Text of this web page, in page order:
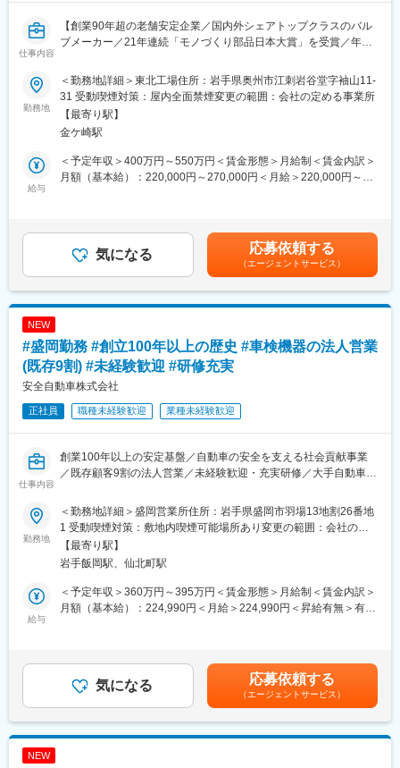
さらに年に4回ほど先輩社員との面談も実施するなど、充実のフォ
ロー体制を整えています。
【充実の福利厚生】
家族手当や住宅補助のほか、伊藤忠連合健康保険組合に加入して
おり、星野リゾート、エクシブ等にリーズナブルな料金で宿泊で
きるほか、コナミ、ティップネス、セントラルスポーツ等スポー
ツ施設を格安で利用できます。
■企業の魅力：
付、メンテナンスまでトータルサポートを実施。ハイクオリテ
ィ、ローコストな生産設備の提案・納入を実現しています。当社
では、部品一つの制作からシステム制作まで、自社・他社製品問
います。
仕事内容
【創業90年超の老舗安定企業／国内外シェアトップクラスのバル
ブメーカー／21年連続「モノづくり部品日本大賞」を受賞／年休
■業務内容：
半導体製造装置におけるガス供給系「ガスユニット装置」を製造
している部署にて、製造現場の管理業務をお任せいたします。
入社後は製造現場で作業を覚えていただきます。
■具体的には：
製造課所属の社員への指導や業務管理をお任せします。
・ユニット製作工程監督者（一部ユニット製作工程の業務進捗管
理、改善業務）
・部品荷受け業務（入荷した部品の検品、部品の引き取り業務）
・現場朝礼
・作業指導、現場監督
・（週1）現場勉強会
■業務のやりがい：
・工場の司令塔としてコミュニケーションを取りながら現場をけ
ん引していくことができます。
■組織構成：
・製造部製造課（総員約170名 19～60歳）
・部品配膳：部品荷受け～部品ピッキング（配属社員数：5名）
・配管製作：配管製作業務（配属社員数：2名）
■当社の魅力：
・バルブ製品で世界トップクラスのシェアを誇ります。毎年「モ
機器や医薬／食品用無菌プロセスバルブ機器といった幅広い分野
で活躍しています。
・階層に応じて各種研修が用意されています。また社員のスキル
しています。
勤務地
＜勤務地詳細＞東北工場住所：岩手県奥州市江刺岩谷堂字袖山11-
31 受動喫煙対策：屋内全面禁煙変更の範囲：会社の定める事業所
【最寄り駅】
金ケ崎駅
給与
＜予定年収＞400万円～550万円＜賃金形態＞月給制＜賃金内訳＞
月額（基本給）：220,000円～270,000円＜月給＞220,000円～
(月額)は固定手当を含めた表記です。
気になる 応募依頼する
（エージェントサービス）
NEW
#盛岡勤務 #創立100年以上の歴史 #車検機器の法人営業
(既存9割) #未経験歓迎 #研修充実
安全自動車株式会社
正社員 職種未経験歓迎 業種未経験歓迎
仕事内容
創業100年以上の安定基盤／自動車の安全を支える社会貢献事業
／既存顧客9割の法人営業／未経験歓迎・充実研修／大手自動車メ
／世界初開発実績あり
■業務概要：
商社機能を持つ「アフターマーケット事業」の一環として、カー
ディーラーや整備工場など既存顧客に対して車検機器や整備機械
工具の販売を担当します。
新規立ち上げやリニューアルにも関わり、顧客と長期的な関係を
築いていく仕事です。
・既存顧客への定期訪問
・車検機器や整備機械工具の提案・販売
・新規整備工場や店舗の立ち上げ支援
勤務地
＜勤務地詳細＞盛岡営業所住所：岩手県盛岡市羽場13地割26番地
1 受動喫煙対策：敷地内喫煙可能場所あり変更の範囲：会社の定
める事業所
【最寄り駅】
岩手飯岡駅、仙北町駅
給与
＜予定年収＞360万円～395万円＜賃金形態＞月給制＜賃金内訳＞
月額（基本給）：224,990円＜月給＞224,990円＜昇給有無＞有＜
下する可能性があります。月給(月額)は固定手当を含めた表記で
す。
気になる 応募依頼する
（エージェントサービス）
NEW